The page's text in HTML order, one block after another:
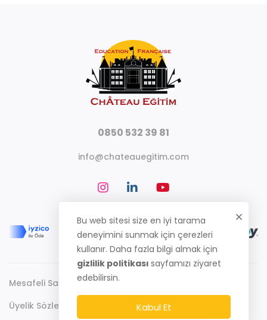
0850 532 39 81
info@chateauegitim.com
Mesafeli Satış Sözleşmesi
Üyelik Sözleşmesi
Bu web sitesi size en iyi tarama
deneyimini sunmak için çerezleri
kullanır. Daha fazla bilgi almak için
gizlilik politikası sayfamızı ziyaret
edebilirsin.
Kabul Et